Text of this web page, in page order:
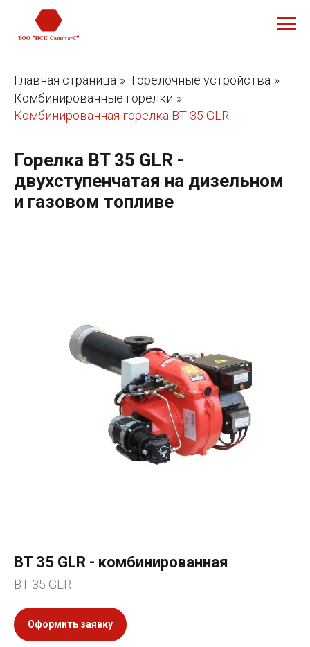
Главная страница » Горелочные устройства »
Комбинированные горелки »
Комбинированная горелка BT 35 GLR
Горелка BT 35 GLR -
двухступенчатая на дизельном
и газовом топливе
BT 35 GLR - комбинированная
BT 35 GLR
Оформить заявку